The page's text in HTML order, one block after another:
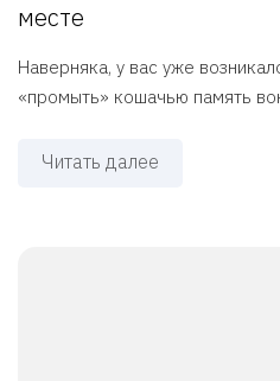
месте
Наверняка, у вас уже
«промыть» кошачью память
Читать далее